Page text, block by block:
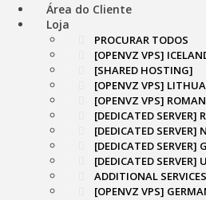
Área do Cliente
Loja
PROCURAR TODOS
[OPENVZ VPS]
[SHARED HOSTING]
[OPENVZ VPS]
[OPENVZ VPS]
[DEDICATED SERVER]
[DEDICATED SERVER]
[DEDICATED SERVER]
[DEDICATED SERVER]
ADDITIONAL SERVICES
[OPENVZ VPS]